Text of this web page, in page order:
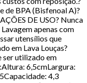
de BPA (Bisfenoal A)?
DE USO? Nunca
apenas com
utensílios que
em Lava Louças?
ser utilizado em
6,5cmLargura:
4,3